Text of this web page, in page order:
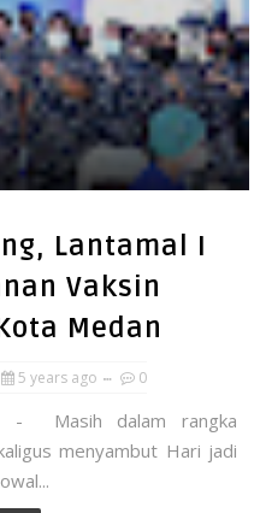
Lantamal I
Vaksin
Medan
5 years ago 0
- Masih dalam rangka
menyambut Hari jadi